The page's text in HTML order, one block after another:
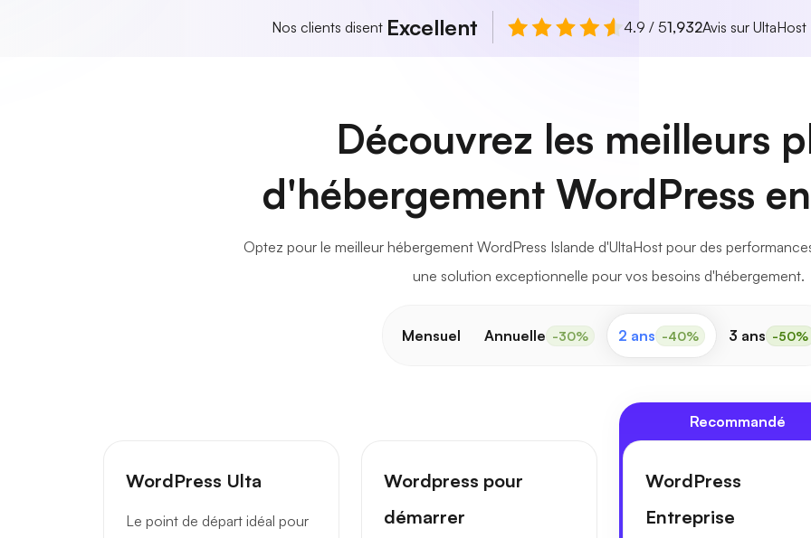
Nos clients disent Excellent 4.9 / 51,932Avis sur UltaHost
Découvrez les meilleurs
d'hébergement WordPress
Optez pour le meilleur hébergement WordPress Islande d'UltaHost pour des
une solution exceptionnelle pour vos besoins d'hébergement.
Mensuel Annuelle -30% 2 ans -40% 3 ans -50%
WordPress Ulta
Le point de départ idéal pour
Wordpress pour
démarrer
Recommandé
WordPress
Entreprise